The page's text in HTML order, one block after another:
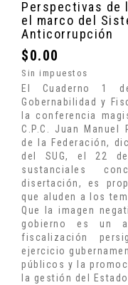
Perspectivas de
el marco del
Anticorrupción
$0.00
Sin impuestos
El Cuaderno 1
Gobernabilidad y
la conferencia
C.P.C. Juan
de la Federación,
del SUG, el 22
sustanciales
disertación, es
que aluden a los
Que la imagen
gobierno es un
fiscalización
ejercicio
públicos y la
la gestión del